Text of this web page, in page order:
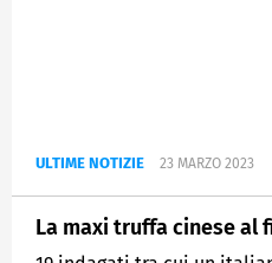
ULTIME NOTIZIE 23 MARZO 2023
La maxi truffa cinese al